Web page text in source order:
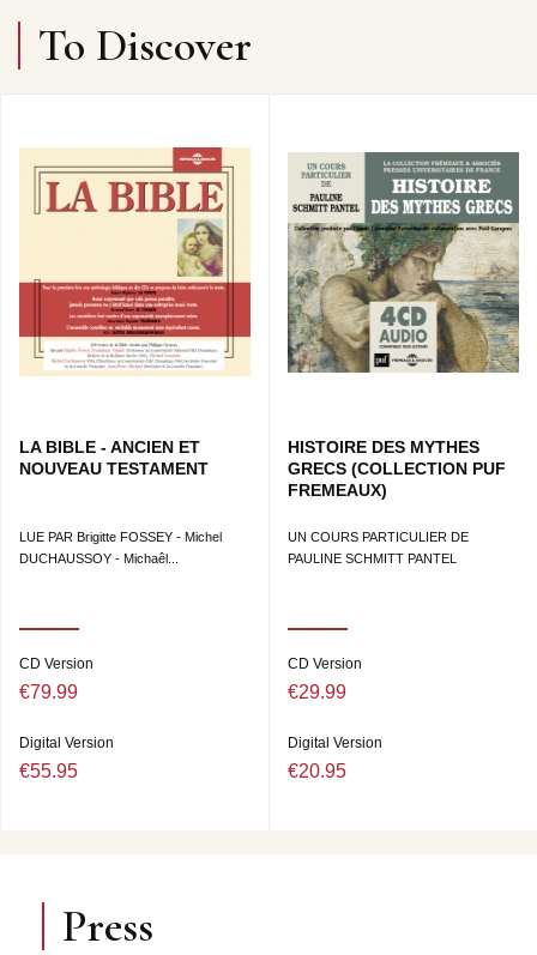
To Discover
LA BIBLE - ANCIEN ET
NOUVEAU TESTAMENT
LUE PAR Brigitte FOSSEY - Michel
DUCHAUSSOY - Michaêl...
CD Version
€79.99
Digital Version
€55.95
HISTOIRE DES MYTHES
GRECS (COLLECTION PUF
FREMEAUX)
UN COURS PARTICULIER DE
PAULINE SCHMITT PANTEL
CD Version
€29.99
Digital Version
€20.95
Press